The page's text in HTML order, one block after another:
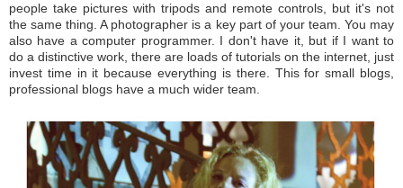
people take pictures with tripods and remote controls, but it's not
the same thing.A photographer is a key part of your team. You may
also have a computer programmer. I don't have it, but if I want to
do a distinctive work, there are loads of tutorials on the internet, just
invest time in it because everything is there.
This for small blogs,
professional blogs have a much wider team.